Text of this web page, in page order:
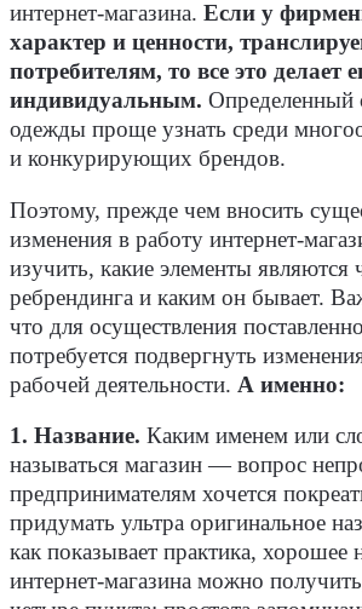
интернет-магазина. Если у
характер и ценности,
потребителям, то все это делает
индивидуальным. Определенный
одежды проще узнать среди
и конкурирующих брендов.
Поэтому, прежде чем вносить
изменения в работу интернет-
изучить, какие элементы являются
ребрендинга и каким он бывает.
что для осуществления
потребуется подвергнуть
рабочей деятельности. А именно:
1. Название. Каким именем или
называться магазин — вопрос
предпринимателям хочется
придумать ультра оригинальное
как показывает практика, хорошее
интернет-магазина можно